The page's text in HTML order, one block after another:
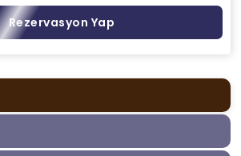
Rezervasyon Yap